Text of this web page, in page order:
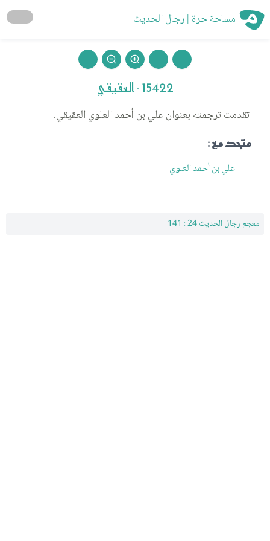
مساحة حرة | رجال الحديث
15422 - العقيقي
تقدمت ترجمته بعنوان علي بن أحمد العلوي العقيقي.
متحد مع :
علي بن أحمد العلوي
معجم رجال الحديث 24 : 141